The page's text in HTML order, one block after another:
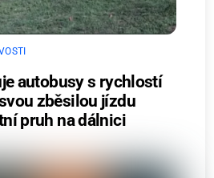
autobusy s rychlostí
zběsilou jízdu
pruh na dálnici